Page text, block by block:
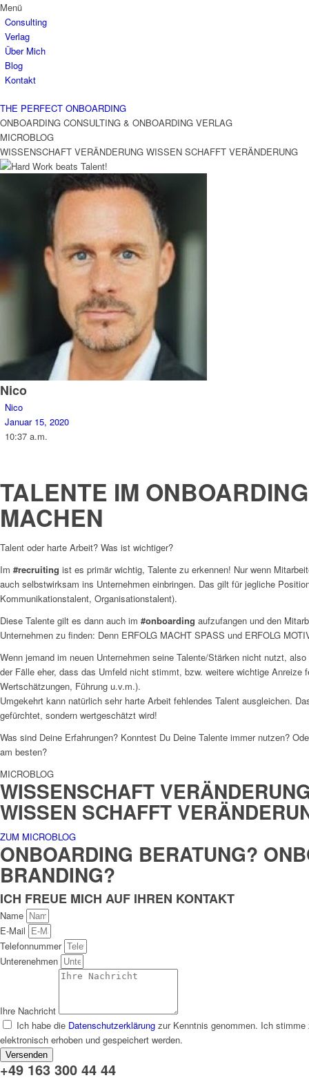
Menü
Consulting
Verlag
Über Mich
Blog
Kontakt
THE PERFECT ONBOARDING
ONBOARDING CONSULTING & ONBOARDING VERLAG
MICROBLOG
WISSENSCHAFT VERÄNDERUNG WISSEN SCHAFFT VERÄNDERUNG
Nico
Nico
Januar 15, 2020
10:37 a.m.
TALENTE IM
MACHEN
Talent oder harte Arbeit? Was ist wichtiger?
Im #recruiting ist es primär wichtig, Talente zu erkennen! Nur wenn
auch selbstwirksam ins Unternehmen einbringen. Das gilt für jegliche
Kommunikationstalent, Organisationstalent).
Diese Talente gilt es dann auch im #onboarding aufzufangen und den
Unternehmen zu finden: Denn ERFOLG MACHT SPASS und ERFOLG
Wenn jemand im neuen Unternehmen seine Talente/Stärken nicht nutzt,
der Fälle eher, dass das Umfeld nicht stimmt, bzw. weitere wichtige
Wertschätzungen, Führung u.v.m.).
Umgekehrt kann natürlich sehr harte Arbeit fehlendes Talent ausgleichen.
gefürchtet, sondern wertgeschätzt wird!
Was sind Deine Erfahrungen? Konntest Du Deine Talente immer nutzen?
am besten?
MICROBLOG
WISSENSCHAFT
WISSEN SCHAFFT
ZUM MICROBLOG
ONBOARDING BERATUNG?
BRANDING?
ICH FREUE MICH AUF IHREN KONTAKT
Name
E-Mail
Telefonnummer
Unterenehmen
Ihre Nachricht
Ich habe die Datenschutzerklärung zur Kenntnis genommen. Ich
elektronisch erhoben und gespeichert werden.
Versenden
+49 163 300 44 44